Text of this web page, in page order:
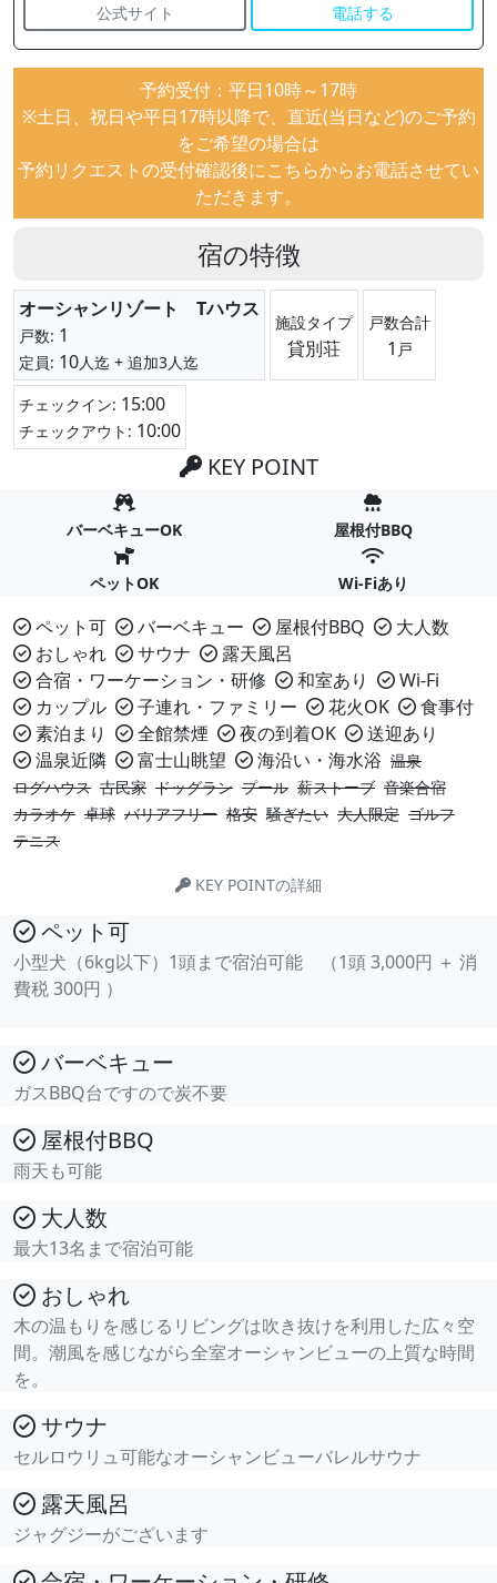
公式サイト 電話する
予約受付：平日10時～17時
※土日、祝日や平日17時以降で、直近(当日など)のご予約
をご希望の場合は
予約リクエストの受付確認後にこちらからお電話させてい
ただきます。
宿の特徴
オーシャンリゾート Tハウス
戸数: 1
定員: 10人迄 + 追加3人迄
施設タイプ
貸別荘
戸数合計
1 戸
チェックイン: 15:00
チェックアウト: 10:00
KEY POINT
バーベキューOK 屋根付BBQ
ペットOK Wi-Fiあり
ペット可 バーベキュー 屋根付BBQ
大人数
おしゃれ
サウナ
露天風呂
合宿・ワーケーション・研修
和室あり
Wi-Fi
カップル
子連れ・ファミリー 花火OK
食事付
素泊まり
全館禁煙 夜の到着OK
送迎あり
温泉近隣
富士山眺望 海沿い・海水浴 温泉
ログハウス 古民家 ドッグラン プール 薪ストーブ 音楽合宿
カラオケ 卓球 バリアフリー 格安 騒ぎたい 大人限定 ゴルフ
テニス
KEY POINTの詳細
ペット可
小型犬（6kg以下）1頭まで宿泊可能 （1頭 3,000円 ＋ 消
費税 300円 ）
バーベキュー
ガスBBQ台ですので炭不要
屋根付BBQ
雨天も可能
大人数
最大13名まで宿泊可能
おしゃれ
木の温もりを感じるリビングは吹き抜けを利用した広々空
間。潮風を感じながら全室オーシャンビューの上質な時間
を。
サウナ
セルロウリュ可能なオーシャンビューバレルサウナ
露天風呂
ジャグジーがございます